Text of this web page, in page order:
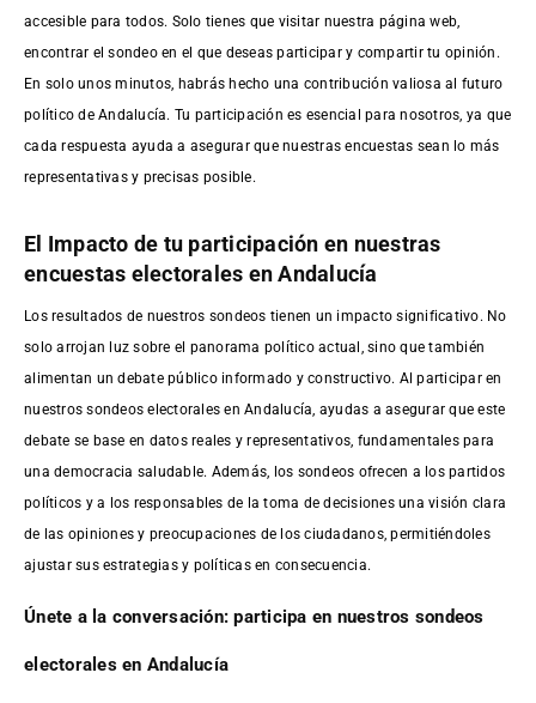
accesible para todos. Solo tienes que visitar nuestra página web,
encontrar el sondeo en el que deseas participar y compartir tu opinión.
En solo unos minutos, habrás hecho una contribución valiosa al futuro
político de Andalucía. Tu participación es esencial para nosotros, ya que
cada respuesta ayuda a asegurar que nuestras encuestas sean lo más
representativas y precisas posible.
El Impacto de tu participación en nuestras
encuestas electorales en Andalucía
Los resultados de nuestros sondeos tienen un impacto significativo. No
solo arrojan luz sobre el panorama político actual, sino que también
alimentan un debate público informado y constructivo. Al participar en
nuestros sondeos electorales en Andalucía, ayudas a asegurar que este
debate se base en datos reales y representativos, fundamentales para
una democracia saludable. Además, los sondeos ofrecen a los partidos
políticos y a los responsables de la toma de decisiones una visión clara
de las opiniones y preocupaciones de los ciudadanos, permitiéndoles
ajustar sus estrategias y políticas en consecuencia.
Únete a la conversación: participa en nuestros sondeos
electorales en Andalucía